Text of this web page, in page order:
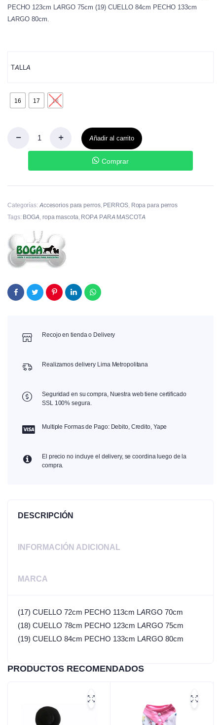
PECHO 123cm LARGO 75cm (19) CUELLO 84cm PECHO 133cm
LARGO 80cm.
TALLA
16 17 18
Añadir al carrito
Comprar
Categorías: Accesorios para perros, PERROS, Ropa para perros
Tags: BOGA, ropa mascota, ROPA PARA MASCOTA
Recojo en tienda o Delivery
Realizamos delivery Lima Metropolitana
Seguridad en su compra, Nuestra web tiene certificado
SSL 100% segura.
Multiple Formas de Pago: Debito, Credito, Yape
El precio no incluye el delivery, se coordina luego de la
compra.
DESCRIPCIÓN
INFORMACIÓN ADICIONAL
MARCA
(17) CUELLO 72cm PECHO 113cm LARGO 70cm
(18) CUELLO 78cm PECHO 123cm LARGO 75cm
(19) CUELLO 84cm PECHO 133cm LARGO 80cm
PRODUCTOS RECOMENDADOS